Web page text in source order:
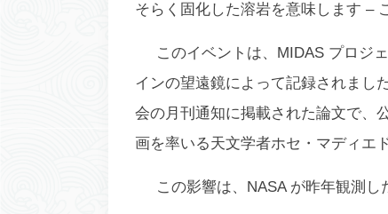
そらく固化した溶岩を意味します –
このイベントは、MIDAS プロジ
インの望遠鏡によって記録されまし
会の月刊通知に掲載された論文で、
画を率いる天文学者ホセ・マディエ
この影響は、NASA が昨年観測し